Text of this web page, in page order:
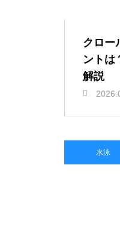
クロー
ントは
解説
水泳